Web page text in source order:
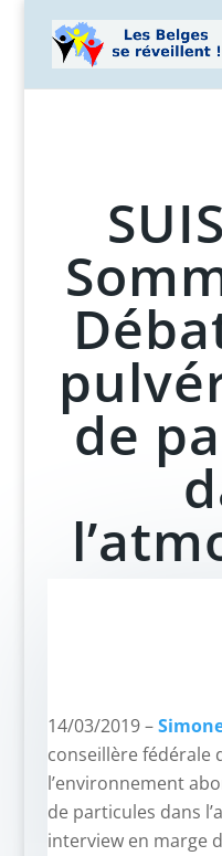
de
14/03/2019 –
conseillère fédérale
l’environnement
de particules dans
interview en marge